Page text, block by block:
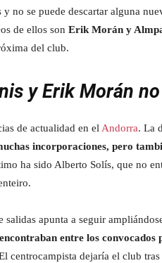
y no se puede descartar alguna
de ellos son Erik Morán y
del club.
y Erik Morán
de actualidad en elAndorra. La
incorporaciones, pero
ha sido Alberto Solís, que no
salidas apunta a seguir
entre los
centrocampista dejaría el club